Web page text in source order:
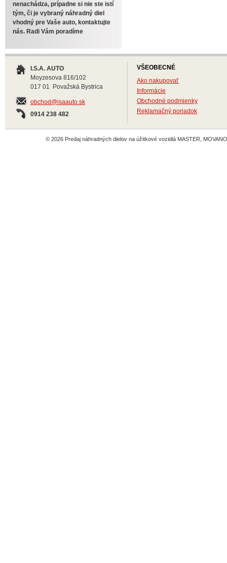
nenachádza, prípadne si nie ste istí
tým, či je vybraný náhradný diel
vhodný pre Vaše auto, kontaktujte
nás. Radi Vám poradíme
I.S.A. AUTO
Moyzesova 816/102
017 01 Považská Bystrica
obchod@isaauto.sk
0914 238 482
VŠEOBECNÉ
Ako nakupovať
Informácie
Obchodné podmienky
Reklamačný poriadok
© 2026 Predaj náhradných dielov na úžitkové vozidlá MASTER,